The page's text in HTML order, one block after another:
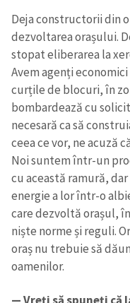
Deja constructorii din
dezvoltarea orașului.
stopat eliberarea la
Avem agenți
curțile de blocuri, în
bombardează cu
necesară ca să
ceea ce vor, ne acuză
Noi suntem într-un
cu această ramură,
energie a lor într-o
care dezvoltă orașul,
niște norme și reguli.
oraș nu trebuie să
oamenilor.